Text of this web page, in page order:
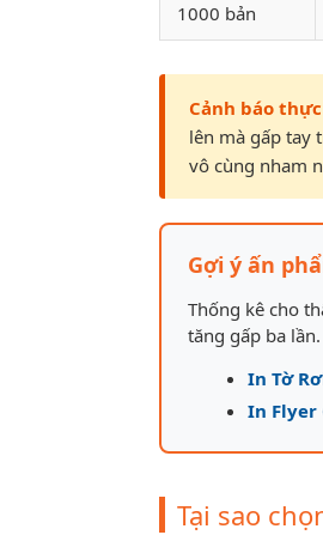
1000 bản
Cảnh báo
lên mà gấp tay
vô cùng nham
Gợi ý ấn
Thống kê cho
tăng gấp ba
In Tờ
In Flyer
Tại sao